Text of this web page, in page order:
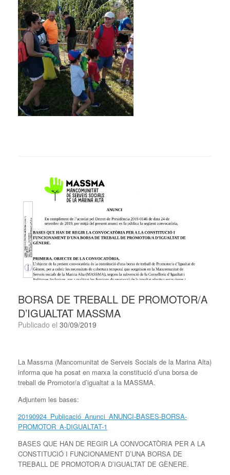
BORSA DE TREBALL DE PROMOTOR/A
D’IGUALTAT MASSMA
Publicado el 30/09/2019
La Massma (Mancomunitat de Serveis Socials de la Marina Alta)
informa que ha posat en marxa la constitució d’una borsa de
treball de Promotor/a d’igualtat a la MASSMA.
Adjuntem les bases:
20190924_Publicació_Anunci_ANUNCI-BASES-BORSA-
PROMOTOR_A-DIGUALTAT-1
BASES QUE HAN DE REGIR LA CONVOCATÒRIA PER A LA
CONSTITUCIÓ I FUNCIONAMENT D’UNA BORSA DE
TREBALL DE PROMOTOR/A D’IGUALTAT DE GÈNERE.